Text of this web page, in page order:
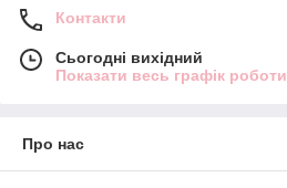
Контакти
Сьогодні вихідний
Показати весь графік роботи
Про нас